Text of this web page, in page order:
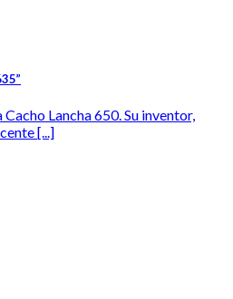
Lancha 650. Su inventor,
[...]